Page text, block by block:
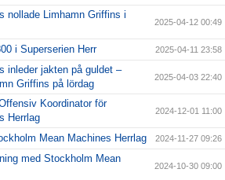
nollade Limhamn Griffins i
2025-04-12 00:49
i Superserien Herr 2025-04-11 23:58
inleder jakten på guldet –
Griffins på lördag
2025-04-03 22:40
Koordinator för
Herrlag
2024-12-01 11:00
Mean Machines Herrlag 2024-11-27 09:26
med Stockholm Mean
2024-10-30 09:00